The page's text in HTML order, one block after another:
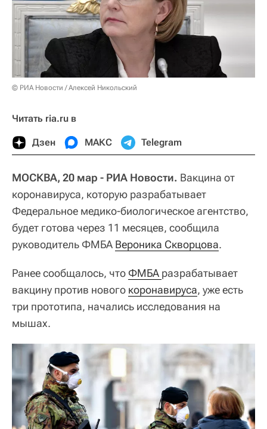
© РИА Новости / Алексей Никольский
Читать ria.ru в
Дзен МАКС Telegram
МОСКВА, 20 мар - РИА Новости. Вакцина от
коронавируса, которую разрабатывает
Федеральное медико-биологическое агентство,
будет готова через 11 месяцев, сообщила
руководитель ФМБА Вероника Скворцова.
Ранее сообщалось, что ФМБА разрабатывает
вакцину против нового коронавируса, уже есть
три прототипа, начались исследования на
мышах.